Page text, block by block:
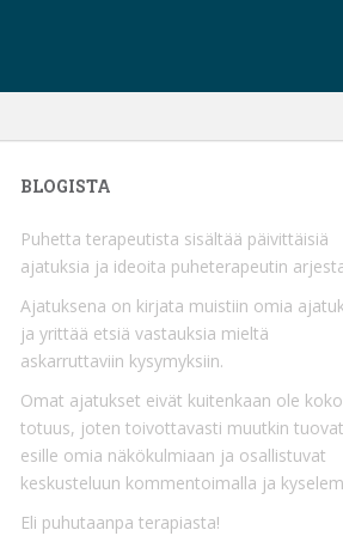
BLOGISTA
Puhetta terapeutista sisältää päivittäisiä
ajatuksia ja ideoita puheterapeutin
Ajatuksena on kirjata muistiin omia
ja yrittää etsiä vastauksia mieltä
askarruttaviin kysymyksiin.
Omat ajatukset eivät kuitenkaan ole koko
totuus, joten toivottavasti muutkin tuovat
esille omia näkökulmiaan ja osallistuvat
keskusteluun kommentoimalla ja
Eli puhutaanpa terapiasta!